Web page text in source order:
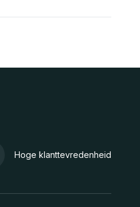
Hoge klanttevredenheid